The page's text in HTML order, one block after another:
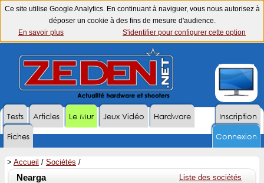
Ce site utilise Google Analytics. En continuant à naviguer, vous nous autorisez à
déposer un cookie à des fins de mesure d'audience.
En savoir plus
S'identifier pour configurer cette option
Inscription
Tests Articles Le Mur Jeux Vidéo
Hardware
Fiches
Connexion
> Accueil / Sociétés /
Liste des sociétés
Nearga